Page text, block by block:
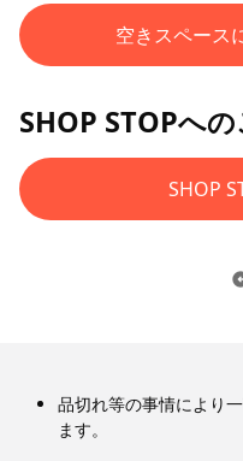
空きスペース
SHOP STOPへ
SHOP
品切れ等の事情により
ます。